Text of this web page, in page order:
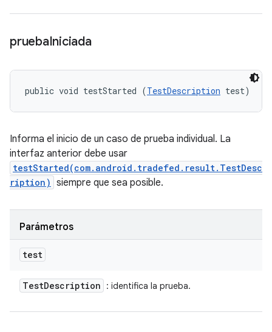
pruebaIniciada
public void testStarted (TestDescription test)
Informa el inicio de un caso de prueba individual. La
interfaz anterior debe usar
testStarted(com.android.tradefed.result.TestDesc
ription) siempre que sea posible.
Parámetros
test
TestDescription : identifica la prueba.